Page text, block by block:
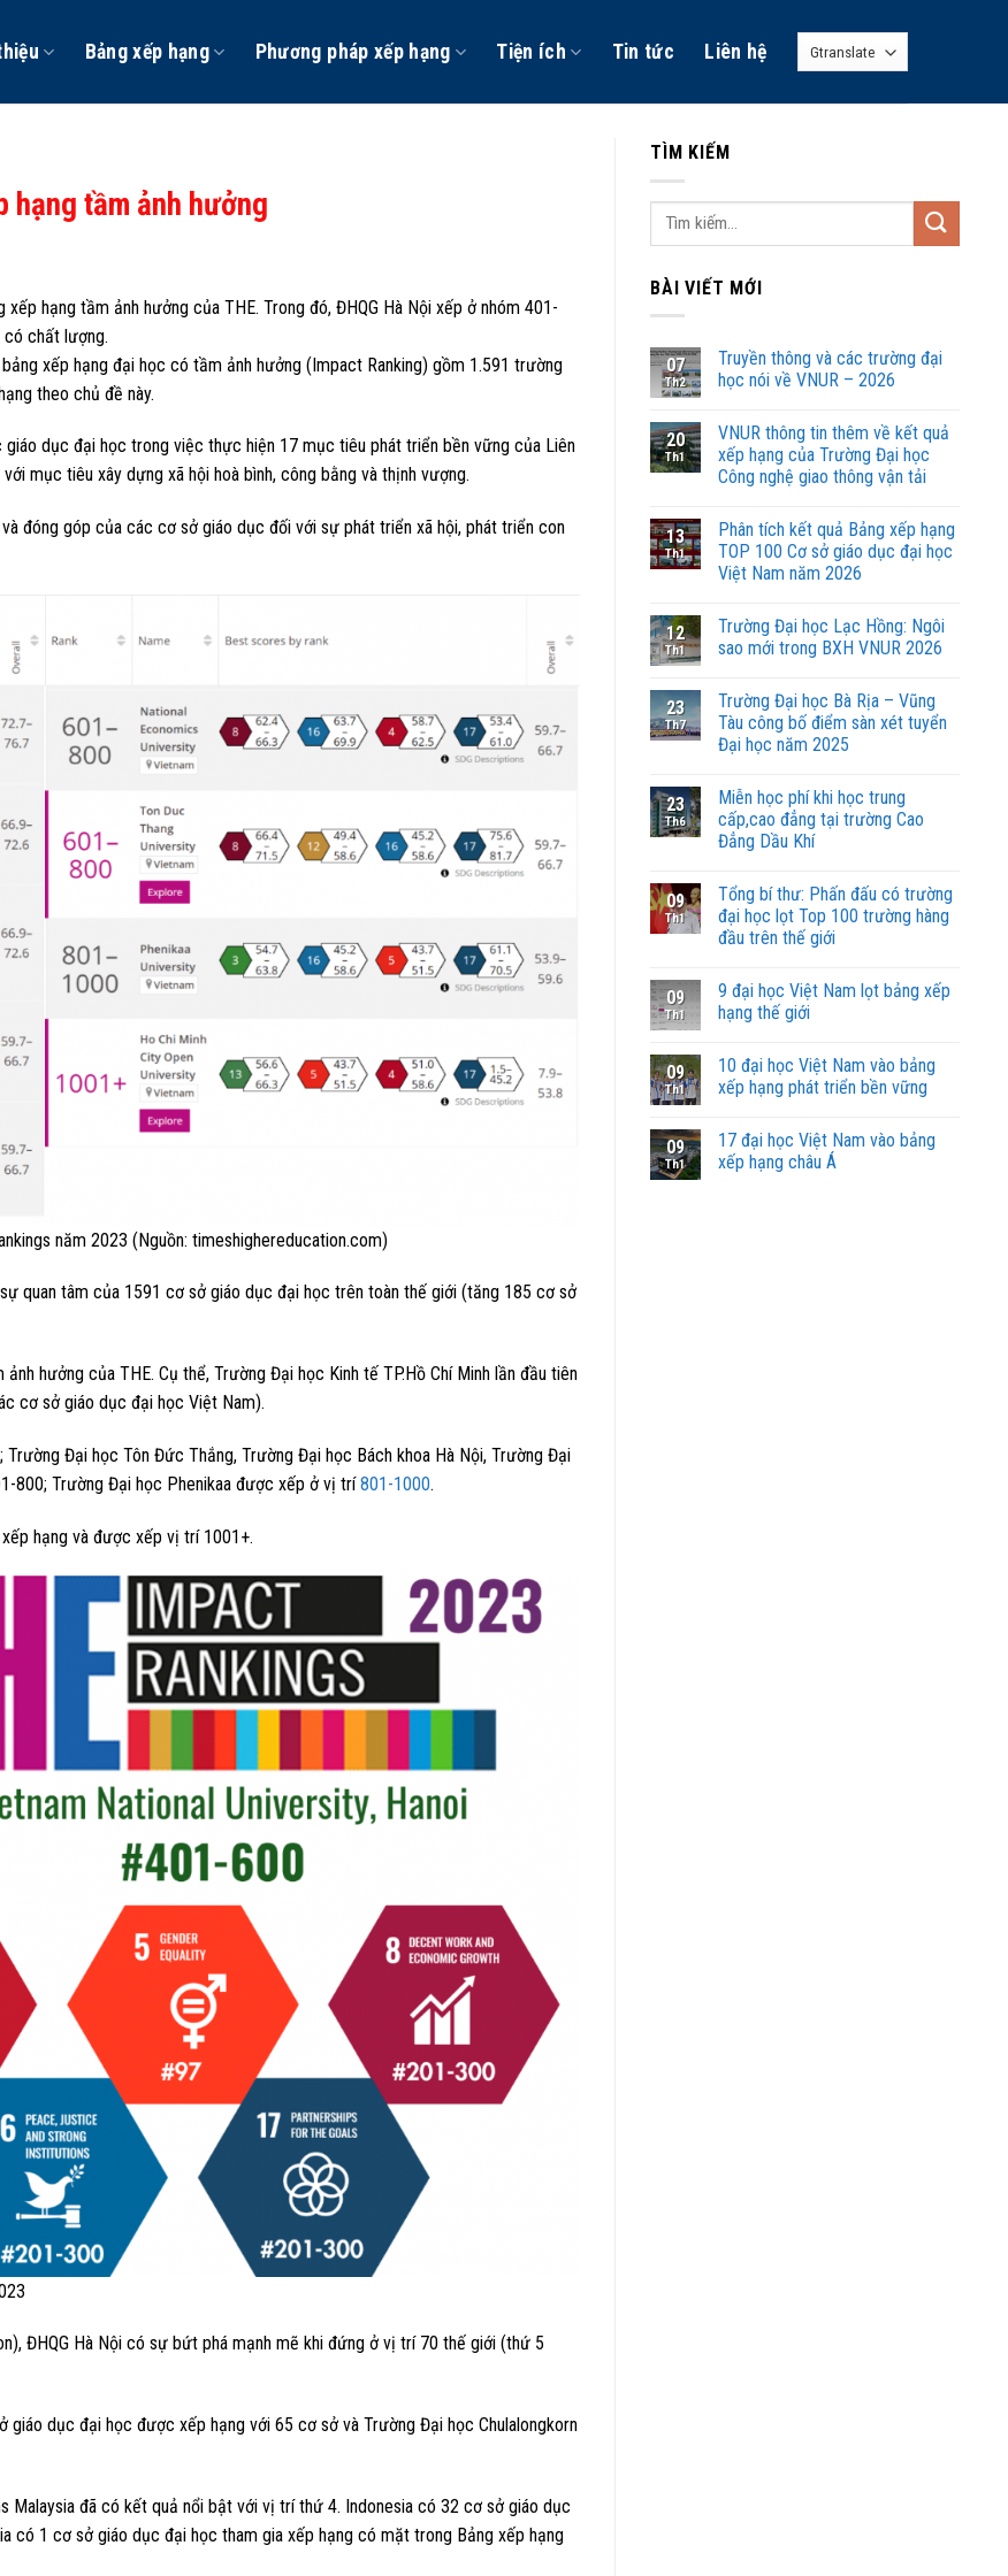
Bảng xếp hạng Phương pháp xếp hạng Tiện ích Tin tức Liên hệ
hạng tầm ảnh hưởng
hạng tầm ảnh hưởng của THE. Trong đó, ĐHQG Hà Nội xếp ở nhóm 401-
chất lượng.
xếp hạng đại học có tầm ảnh hưởng (Impact Ranking) gồm 1.591 trường
theo chủ đề này.
dục đại học trong việc thực hiện 17 mục tiêu phát triển bền vững của Liên
mục tiêu xây dựng xã hội hoà bình, công bằng và thịnh vượng.
đóng góp của các cơ sở giáo dục đối với sự phát triển xã hội, phát triển con
năm 2023 (Nguồn: timeshighereducation.com)
quan tâm của 1591 cơ sở giáo dục đại học trên toàn thế giới (tăng 185 cơ sở
hưởng của THE. Cụ thể, Trường Đại học Kinh tế TP.Hồ Chí Minh lần đầu tiên
cơ sở giáo dục đại học Việt Nam).
Đại học Tôn Đức Thắng, Trường Đại học Bách khoa Hà Nội, Trường Đại
800; Trường Đại học Phenikaa được xếp ở vị trí801-1000.
hạng và được xếp vị trí 1001+.
ĐHQG Hà Nội có sự bứt phá mạnh mẽ khi đứng ở vị trí 70 thế giới (thứ 5
dục đại học được xếp hạng với 65 cơ sở và Trường Đại học Chulalongkorn
đã có kết quả nổi bật với vị trí thứ 4. Indonesia có 32 cơ sở giáo dục
có 1 cơ sở giáo dục đại học tham gia xếp hạng có mặt trong Bảng xếp hạng
TÌM KIẾM
BÀI VIẾT MỚI
07
Th2
Truyền thông và các trường đại
học nói về VNUR – 2026
20
Th1
VNUR thông tin thêm về kết quả
xếp hạng của Trường Đại học
Công nghệ giao thông vận tải
13
Th1
Phân tích kết quả Bảng xếp hạng
TOP 100 Cơ sở giáo dục đại học
Việt Nam năm 2026
12
Th1
Trường Đại học Lạc Hồng: Ngôi
sao mới trong BXH VNUR 2026
23
Th7
Trường Đại học Bà Rịa – Vũng
Tàu công bố điểm sàn xét tuyển
Đại học năm 2025
23
Th6
Miễn học phí khi học trung
cấp,cao đẳng tại trường Cao
Đẳng Dầu Khí
09
Th1
Tổng bí thư: Phấn đấu có trường
đại học lọt Top 100 trường hàng
đầu trên thế giới
09
Th1
9 đại học Việt Nam lọt bảng xếp
hạng thế giới
09
Th1
10 đại học Việt Nam vào bảng
xếp hạng phát triển bền vững
09
Th1
17 đại học Việt Nam vào bảng
xếp hạng châu Á